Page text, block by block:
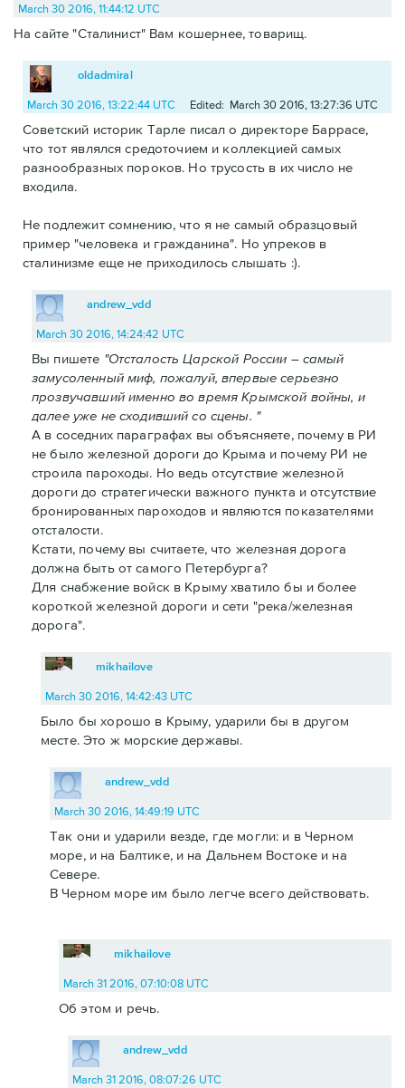
March 30 2016, 11:44:12 UTC
На сайте "Сталинист" Вам кошернее, товарищ.
oldadmiral
March 30 2016, 13:22:44 UTC Edited: March 30 2016, 13:27:36 UTC
Советский историк Тарле писал о директоре Баррасе,
что тот являлся средоточием и коллекцией самых
разнообразных пороков. Но трусость в их число не
входила.
Не подлежит сомнению, что я не самый образцовый
пример "человека и гражданина". Но упреков в
сталинизме еще не приходилось слышать :).
andrew_vdd
March 30 2016, 14:24:42 UTC
Вы пишете "Отсталость Царской России – самый
замусоленный миф, пожалуй, впервые серьезно
прозвучавший именно во время Крымской войны, и
далее уже не сходивший со сцены. "
А в соседних параграфах вы объясняете, почему в РИ
не было железной дороги до Крыма и почему РИ не
строила пароходы. Но ведь отсутствие железной
дороги до стратегически важного пункта и отсутствие
бронированных пароходов и являются показателями
отсталости.
Кстати, почему вы считаете, что железная дорога
должна быть от самого Петербурга?
Для снабжение войск в Крыму хватило бы и более
короткой железной дороги и сети "река/железная
дорога".
mikhailove
March 30 2016, 14:42:43 UTC
Было бы хорошо в Крыму, ударили бы в другом
месте. Это ж морские державы.
andrew_vdd
March 30 2016, 14:49:19 UTC
Так они и ударили везде, где могли: и в Черном
море, и на Балтике, и на Дальнем Востоке и на
Севере.
В Черном море им было легче всего действовать.
mikhailove
March 31 2016, 07:10:08 UTC
Об этом и речь.
andrew_vdd
March 31 2016, 08:07:26 UTC